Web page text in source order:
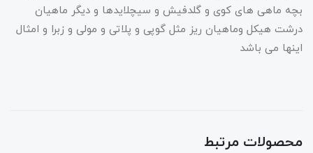
بچه ماهی های کوی و گلدفیش و سیچلایدها و دیگر ماهیان
درشت هیکل وماهیان ریز مثل گوپی و پلاتی و مولی و زبرا و امثال
اینها می باشد
محصولات مرتبط